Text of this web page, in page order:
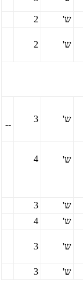
2 ש'
2 ש'
--
3 ש'
4 ש'
3 ש'
4
ש'
3 ש'
3 ש'